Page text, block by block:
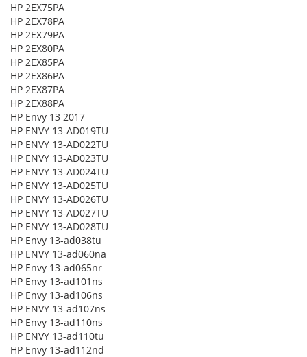
HP 2EX75PA
HP 2EX78PA
HP 2EX79PA
HP 2EX80PA
HP 2EX85PA
HP 2EX86PA
HP 2EX87PA
HP 2EX88PA
HP Envy 13 2017
HP ENVY 13-AD019TU
HP ENVY 13-AD022TU
HP ENVY 13-AD023TU
HP ENVY 13-AD024TU
HP ENVY 13-AD025TU
HP ENVY 13-AD026TU
HP ENVY 13-AD027TU
HP ENVY 13-AD028TU
HP Envy 13-ad038tu
HP ENVY 13-ad060na
HP Envy 13-ad065nr
HP Envy 13-ad101ns
HP Envy 13-ad106ns
HP ENVY 13-ad107ns
HP Envy 13-ad110ns
HP ENVY 13-ad110tu
HP Envy 13-ad112nd